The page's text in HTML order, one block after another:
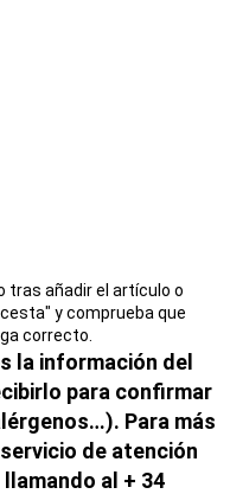
tras añadir el artículo o
y comprueba que
correcto.
la información del
para confirmar
Para más
de atención
al + 34